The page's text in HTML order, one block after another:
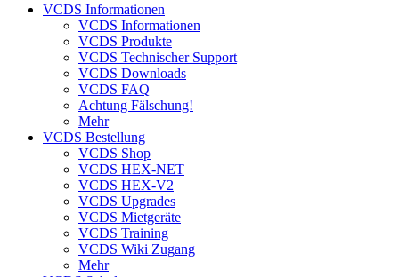
VCDS Informationen
VCDS Informationen
VCDS Produkte
VCDS Technischer Support
VCDS Downloads
VCDS FAQ
Achtung Fälschung!
Mehr
VCDS Bestellung
VCDS Shop
VCDS HEX-NET
VCDS HEX-V2
VCDS Upgrades
VCDS Mietgeräte
VCDS Training
VCDS Wiki Zugang
Mehr